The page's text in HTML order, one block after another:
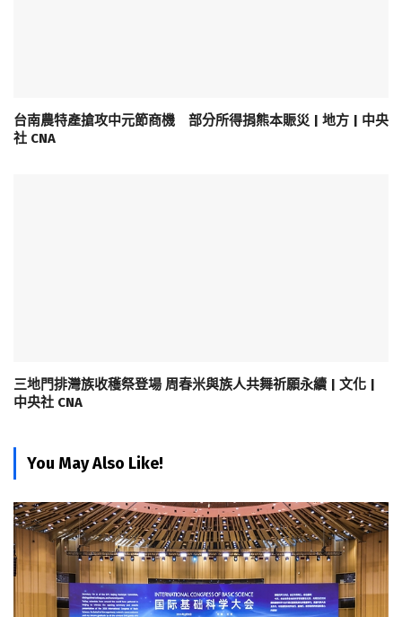
台南農特產搶攻中元節商機 部分所得捐熊本賑災 | 地方 | 中央
社 CNA
三地門排灣族收穫祭登場 周春米與族人共舞祈願永續 | 文化 |
中央社 CNA
You May Also Like!